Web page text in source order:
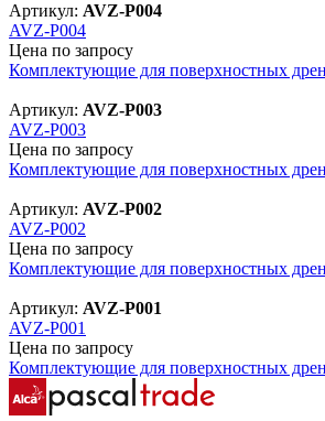
Артикул: AVZ-P004
AVZ-P004
Цена по запросу
Комплектующие для поверхностных
Артикул: AVZ-P003
AVZ-P003
Цена по запросу
Комплектующие для поверхностных
Артикул: AVZ-P002
AVZ-P002
Цена по запросу
Комплектующие для поверхностных
Артикул: AVZ-P001
AVZ-P001
Цена по запросу
Комплектующие для поверхностных